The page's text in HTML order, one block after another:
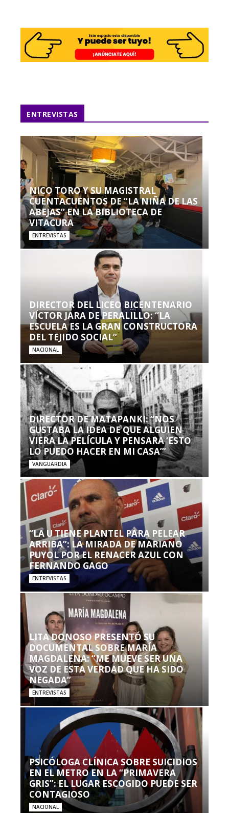
ENTREVISTAS
NICO TORO Y SU MAGISTRAL
CUENTACUENTOS DE “LA NIÑA DE LAS
ABEJAS” EN LA BIBLIOTECA DE
VITACURA
ENTREVISTAS
DIRECTOR DEL LICEO BICENTENARIO
VÍCTOR JARA DE PERALILLO: “LA
ESCUELA ES LA GRAN CONSTRUCTORA
DEL TEJIDO SOCIAL”
NACIONAL
DIRECTOR DE MATAPANKI: “NOS
GUSTABA LA IDEA DE QUE ALGUIEN
VIERA LA PELÍCULA Y PENSARA ‘ESTO
LO PUEDO HACER EN MI CASA’”
VANGUARDIA
“LA U TIENE PLANTEL PARA PELEAR
ARRIBA”: LA MIRADA DE MARIANO
PUYOL POR EL RENACER AZUL CON
FERNANDO GAGO
ENTREVISTAS
LITA DONOSO PRESENTÓ SU
DOCUMENTAL SOBRE MARÍA
MAGDALENA: “ME MUEVE SER UNA
VOZ DE ESTA VERDAD QUE HA SIDO
NEGADA”
ENTREVISTAS
PSICÓLOGA CLÍNICA SOBRE SUICIDIOS
EN EL METRO EN LA “PRIMAVERA
GRIS”: EL LUGAR ESCOGIDO PUEDE SER
CONTAGIOSO
NACIONAL